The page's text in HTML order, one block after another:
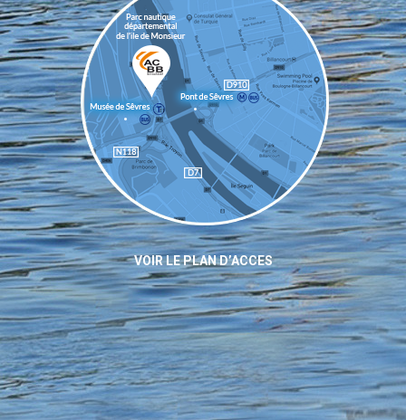
VOIR LE PLAN D’ACCES